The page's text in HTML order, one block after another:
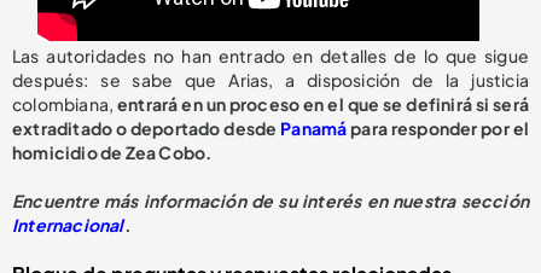
Las autoridades no han entrado en detalles de lo que sigue
después: se sabe que Arias, a disposición de la justicia
colombiana,entrará en un proceso en el que se definirá si será
extraditado o deportado desde Panamápara responder por el
homicidio de Zea Cobo.
Encuentre más información de su interés en nuestra sección
Internacional.